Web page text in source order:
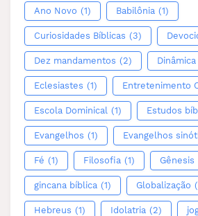
Ano Novo (1) Babilônia (1)
Curiosidades Bíblicas (3)
Dez mandamentos (2)
Eclesiastes (1) Entretenimento
Escola Dominical (1) Estudos
Evangelhos (1) Evangelhos
Fé (1) Filosofia (1) Gênesis
gincana bíblica (1) Globalização
Hebreus (1) Idolatria (2)